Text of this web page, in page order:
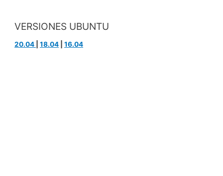
VERSIONES UBUNTU
20.04 |18.04 |16.04